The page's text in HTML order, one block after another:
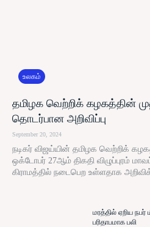
உலகம்
தமிழக வெற்றிக் கழகத்தின்
தொடர்பான அறிவிப்பு
September 20, 2024
நடிகர் விஜய்யின் தமிழக வெற்றிக்
ஒக்டோபர் 27ஆம் திகதி விழுப்புரம்
கிராமத்தில் நடைபெற உள்ளதாக
மரத்தில் ஏறிய
பரிதாபமாக பலி